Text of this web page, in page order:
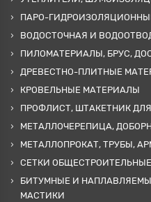
ПАРО-
ВОДОСТОЧНАЯ И
ПИЛОМАТЕРИАЛЫ, БРУС,
ДРЕВЕСТНО-ПЛИТНЫЕ
КРОВЕЛЬНЫЕ МАТЕРИАЛЫ
ПРОФЛИСТ, ШТАКЕТНИК
МЕТАЛЛОЧЕРЕПИЦА,
МЕТАЛЛОПРОКАТ, ТРУБЫ,
СЕТКИ
БИТУМНЫЕ И
МАСТИКИ